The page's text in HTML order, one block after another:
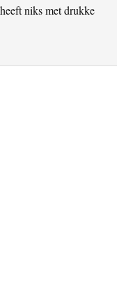
niks met drukke